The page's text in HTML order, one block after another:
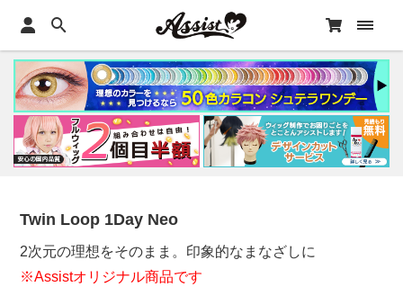
Twin Loop 1Day Neo
2次元の理想をそのまま。印象的なまなざしに
※Assistオリジナル商品です